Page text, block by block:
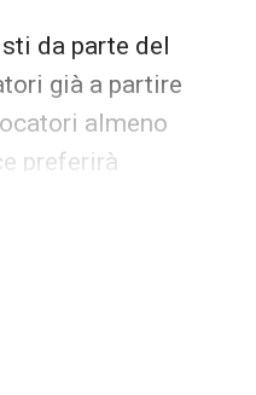
da parte del
già a partire
almeno
preferirà